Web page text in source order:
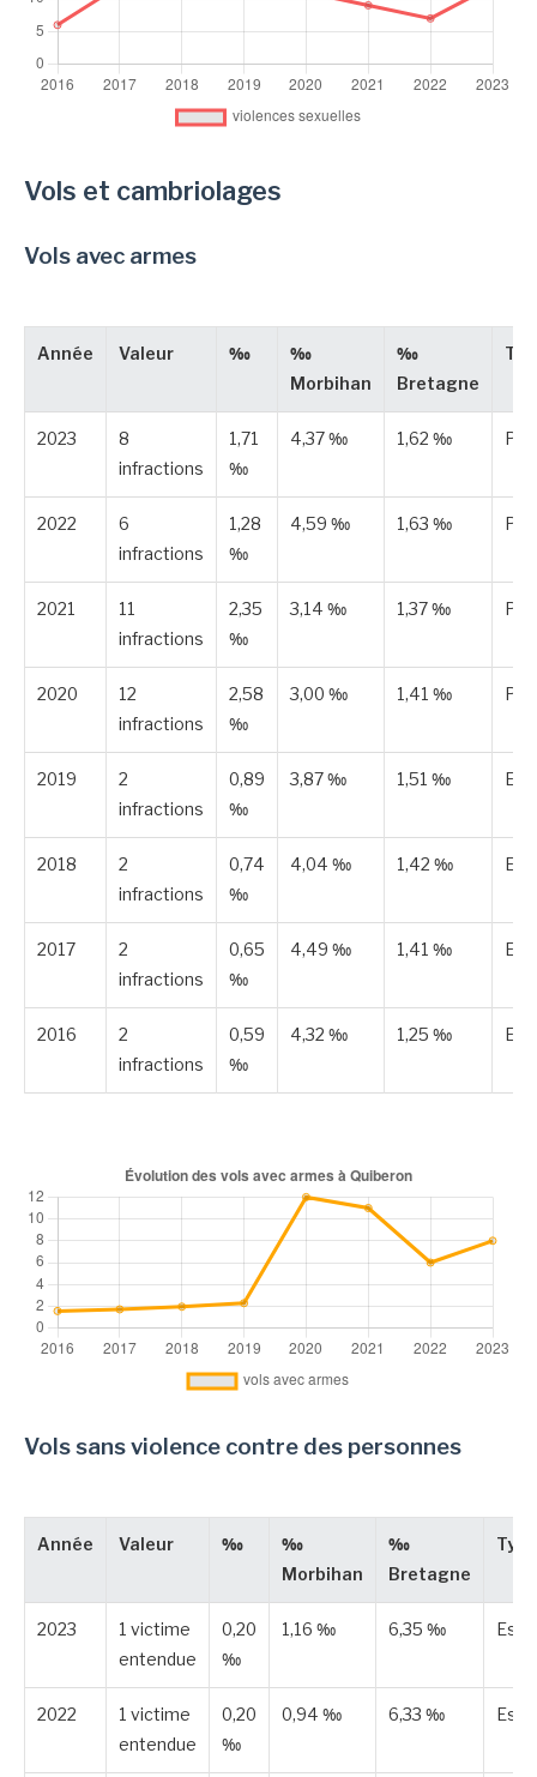
Vols et cambriolages
Vols avec armes
Année Valeur ‰
‰
Morbihan
‰
Bretagne
2023
8
infractions
1,71
‰
4,37 ‰ 1,62 ‰
2022
6
infractions
1,28
‰
4,59 ‰ 1,63 ‰
2021
11
infractions
2,35
‰
3,14 ‰ 1,37 ‰
2020
12
infractions
2,58
‰
3,00 ‰ 1,41 ‰
2019
2
infractions
0,89
‰
3,87 ‰ 1,51 ‰
2018
2
infractions
0,74
‰
4,04 ‰ 1,42 ‰
2017
2
infractions
0,65
‰
4,49 ‰ 1,41 ‰
2016
2
infractions
0,59
‰
4,32 ‰ 1,25 ‰
Vols sans violence contre des personnes
Année Valeur ‰
‰
Morbihan
‰
Bretagne
Type
2023
1 victime
entendue
0,20
‰
1,16 ‰ 6,35 ‰
2022
1 victime
entendue
0,20
‰
0,94 ‰ 6,33 ‰